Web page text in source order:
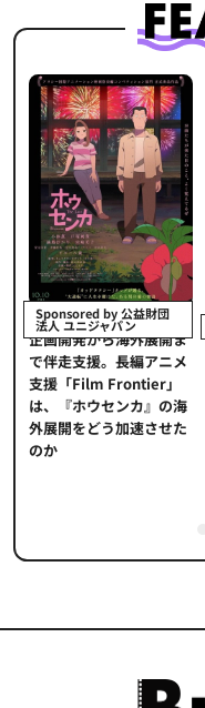
Sponsored by 公益財団
法人 ユニジャパン
企画開発から海外展開ま
で伴走支援。長編アニメ
支援「Film Frontier」
は、『ホウセンカ』の海
外展開をどう加速させた
のか